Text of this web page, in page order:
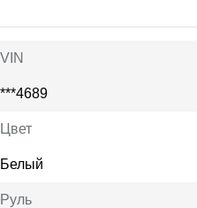
VIN
***4689
Цвет
Белый
Руль